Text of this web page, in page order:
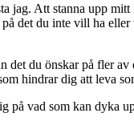
jag. Att stanna upp
det du inte vill ha
du önskar på fler
hindrar dig att leva
vad som kan dyka